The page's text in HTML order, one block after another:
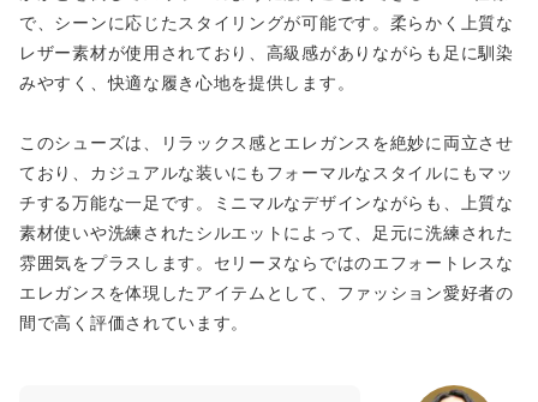
で、シーンに応じたスタイリングが可能です。柔らかく上質な
レザー素材が使用されており、高級感がありながらも足に馴染
みやすく、快適な履き心地を提供します。
このシューズは、リラックス感とエレガンスを絶妙に両立させ
ており、カジュアルな装いにもフォーマルなスタイルにもマッ
チする万能な一足です。ミニマルなデザインながらも、上質な
素材使いや洗練されたシルエットによって、足元に洗練された
雰囲気をプラスします。セリーヌならではのエフォートレスな
エレガンスを体現したアイテムとして、ファッション愛好者の
間で高く評価されています。